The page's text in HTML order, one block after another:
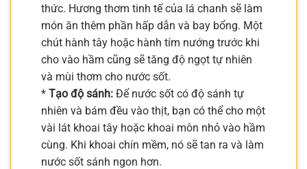
thức. Hương thơm tinh tế của lá chanh sẽ làm
món ăn thêm phần hấp dẫn và bay bổng. Một
chút hành tây hoặc hành tím nướng trước khi
cho vào hầm cũng sẽ tăng độ ngọt tự nhiên
và mùi thơm cho nước sốt.
* Tạo độ sánh: Để nước sốt có độ sánh tự
nhiên và bám đều vào thịt, bạn có thể cho một
vài lát khoai tây hoặc khoai môn nhỏ vào hầm
cùng. Khi khoai chín mềm, nó sẽ tan ra và làm
nước sốt sánh ngon hơn.